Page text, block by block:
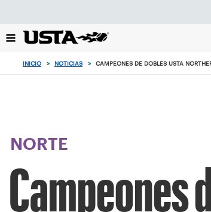
el
botón
INICIO > NOTICIAS > CAMPEONES DE DOBLES USTA
NORTE
Campeones